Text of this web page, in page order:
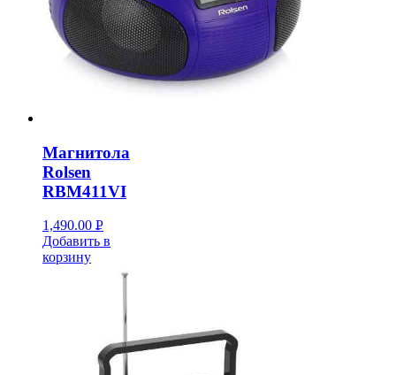
Магнитола
Rolsen
RBM411VI
1,490.00 Р
УБ.
Добавить в
корзину